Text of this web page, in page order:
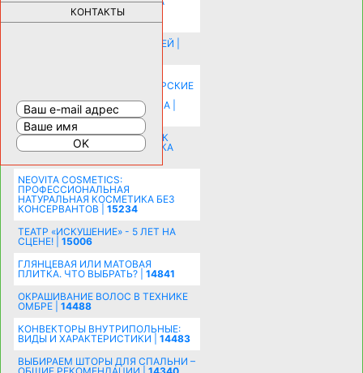
КОНТАКТЫ
ПЛАТФОРМА ШУМАННА 3Д И
КАПСУЛА ЗДОРОВЬЯ |28315
ИСТОРИЯ НАКЛАДНЫХ НОГТЕЙ |
КОМНАТУ: ХИТРЫЕ ДИЗАЙНЕРСКИЕ
РАСШИРЕНИЯ ПРОСТРАНСТВА |
16208
СОБИРАЕМСЯ НА ПРАЗДНИК К
МОЛОДОЖЕНАМ: ПОДГОТОВКА
NEOVITA COSMETICS:
ПРОФЕССИОНАЛЬНАЯ
НАТУРАЛЬНАЯ КОСМЕТИКА БЕЗ
КОНСЕРВАНТОВ | 15234
ТЕАТР «ИСКУШЕНИЕ» - 5 ЛЕТ НА
СЦЕНЕ! | 15006
ГЛЯНЦЕВАЯ ИЛИ МАТОВАЯ
ПЛИТКА. ЧТО ВЫБРАТЬ? | 14841
ОКРАШИВАНИЕ ВОЛОС В ТЕХНИКЕ
ОМБРЕ | 14488
КОНВЕКТОРЫ ВНУТРИПОЛЬНЫЕ:
ВИДЫ И ХАРАКТЕРИСТИКИ | 14483
ВЫБИРАЕМ ШТОРЫ ДЛЯ СПАЛЬНИ –